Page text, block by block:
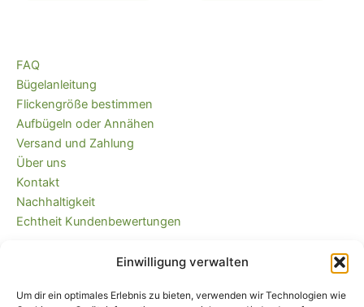
Einwilligung verwalten
Um dir ein optimales Erlebnis zu bieten, verwenden wir Technologien wie
FAQ
Bügelanleitung
Flickengröße bestimmen
Aufbügeln oder Annähen
Versand und Zahlung
Über uns
Kontakt
Nachhaltigkeit
Echtheit Kundenbewertungen
Kaufvertrag widerrufen
Versandkostenfrei ab 35 EUR (DE) und